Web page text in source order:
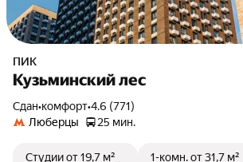
ПИК
Кузьминский лес
Сдан•комфорт•4.6 (771)
Люберцы
25 мин.
Студииот 19,7 м² 1-комн.от 31,7 м²